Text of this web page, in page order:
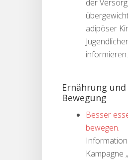
der
adipöser
Jugendlicher
informieren.
Ernährung und
Bewegung
Besser
bewegen.
Kampagne